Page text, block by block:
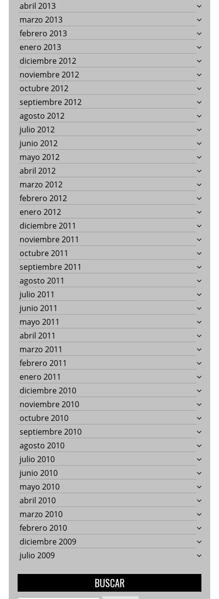
abril 2013
marzo 2013
febrero 2013
enero 2013
diciembre 2012
noviembre 2012
octubre 2012
septiembre 2012
agosto 2012
julio 2012
junio 2012
mayo 2012
abril 2012
marzo 2012
febrero 2012
enero 2012
diciembre 2011
noviembre 2011
octubre 2011
septiembre 2011
agosto 2011
julio 2011
junio 2011
mayo 2011
abril 2011
marzo 2011
febrero 2011
enero 2011
diciembre 2010
noviembre 2010
octubre 2010
septiembre 2010
agosto 2010
julio 2010
junio 2010
mayo 2010
abril 2010
marzo 2010
febrero 2010
diciembre 2009
julio 2009
BUSCAR